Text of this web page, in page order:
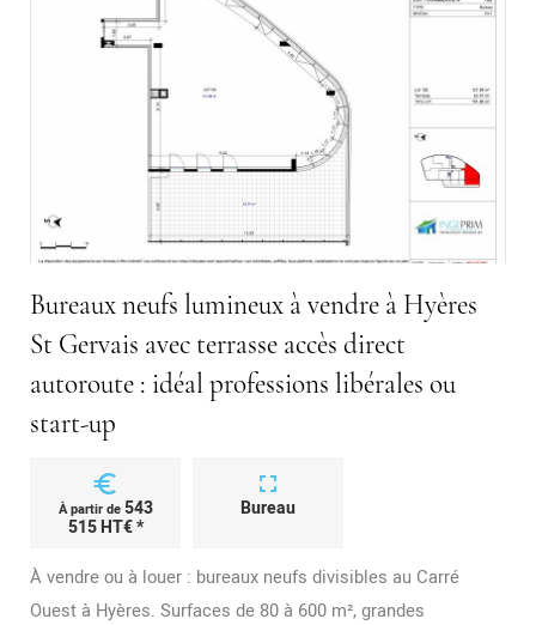
Bureaux neufs lumineux à vendre à Hyères
St Gervais avec terrasse accès direct
autoroute : idéal professions libérales ou
start-up
euro
À partir de543
515 HT€ *
fullscreen
Bureau
À vendre ou à louer : bureaux neufs divisibles au Carré
Ouest à Hyères. Surfaces de 80 à 600 m², grandes